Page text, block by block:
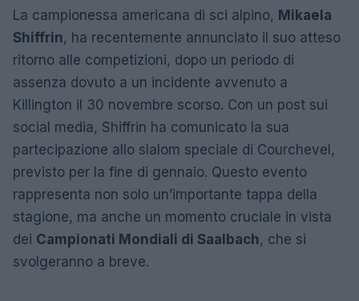
La campionessa americana di sci alpino, Mikaela
Shiffrin, ha recentemente annunciato il suo atteso
ritorno alle competizioni, dopo un periodo di
assenza dovuto a un incidente avvenuto a
Killington il 30 novembre scorso. Con un post sui
social media, Shiffrin ha comunicato la sua
partecipazione allo slalom speciale di Courchevel,
previsto per la fine di gennaio. Questo evento
rappresenta non solo un’importante tappa della
stagione, ma anche un momento cruciale in vista
dei Campionati Mondiali di Saalbach, che si
svolgeranno a breve.